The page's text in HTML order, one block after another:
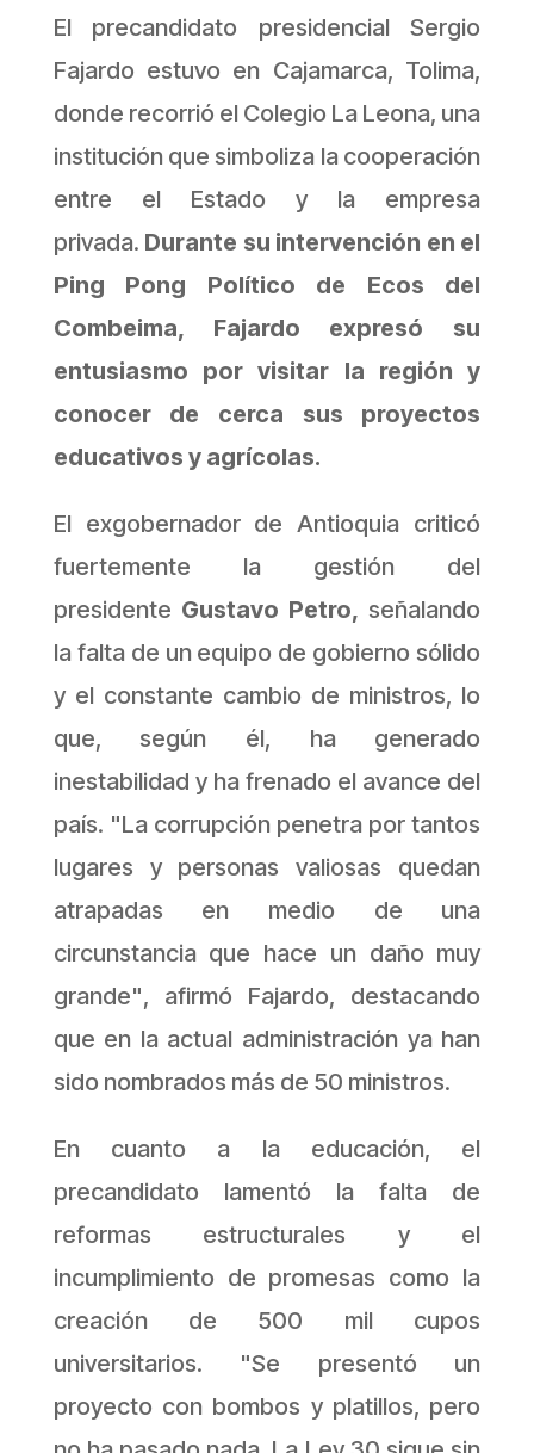
El precandidato presidencial Sergio
Fajardo estuvo en Cajamarca, Tolima,
donde recorrió el Colegio La Leona, una
institución que simboliza la cooperación
entre el Estado y la empresa
privada. Durante su intervención en el
Ping Pong Político de Ecos del
Combeima, Fajardo expresó su
entusiasmo por visitar la región y
conocer de cerca sus proyectos
educativos y agrícolas.
El exgobernador de Antioquia criticó
fuertemente la gestión del
presidente Gustavo Petro, señalando
la falta de un equipo de gobierno sólido
y el constante cambio de ministros, lo
que, según él, ha generado
inestabilidad y ha frenado el avance del
país. "La corrupción penetra por tantos
lugares y personas valiosas quedan
atrapadas en medio de una
circunstancia que hace un daño muy
grande", afirmó Fajardo, destacando
que en la actual administración ya han
sido nombrados más de 50 ministros.
En cuanto a la educación, el
precandidato lamentó la falta de
reformas estructurales y el
incumplimiento de promesas como la
creación de 500 mil cupos
universitarios. "Se presentó un
proyecto con bombos y platillos, pero